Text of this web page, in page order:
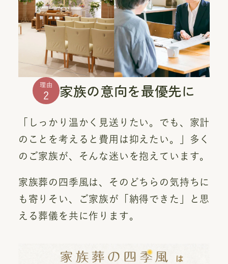
理由
2 家族の意向を最優先に
「しっかり温かく見送りたい。でも、家計
のことを考えると費用は抑えたい。」多く
のご家族が、そんな迷いを抱えています。
家族葬の四季風は、そのどちらの気持ちに
も寄りそい、ご家族が「納得できた」と思
える葬儀を共に作ります。